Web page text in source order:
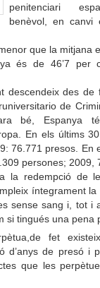
penitenciari
benèvol, en canvi
que la mitjana
és de 46’7 per
descendeix des de
de
bé, Espanya
En els últims
76.771 presos. En
persones; 2009,
la redempció de
íntegrament la
sense sang i, tot i
si tingués una pena
fet
d’anys de presó i
que les